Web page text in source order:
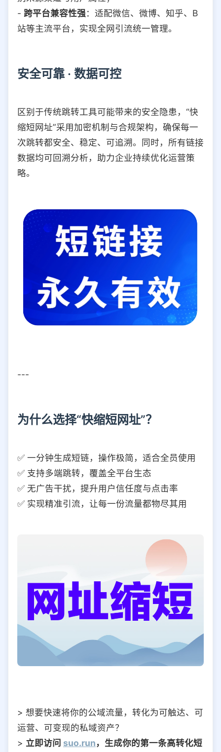
- 跨平台兼容性强：适配微信、微博、知乎、B
站等主流平台，实现全网引流统一管理。
安全可靠 · 数据可控
区别于传统跳转工具可能带来的安全隐患，“快
缩短网址”采用加密机制与合规架构，确保每一
次跳转都安全、稳定、可追溯。同时，所有链接
数据均可回溯分析，助力企业持续优化运营策
略。
---
为什么选择“快缩短网址”？
✅ 一分钟生成短链，操作极简，适合全员使用
✅ 支持多端跳转，覆盖全平台生态
✅ 无广告干扰，提升用户信任度与点击率
✅ 实现精准引流，让每一份流量都物尽其用
> 想要快速将你的公域流量，转化为可触达、可
运营、可变现的私域资产？
> 立即访问 suo.run，生成你的第一条高转化短